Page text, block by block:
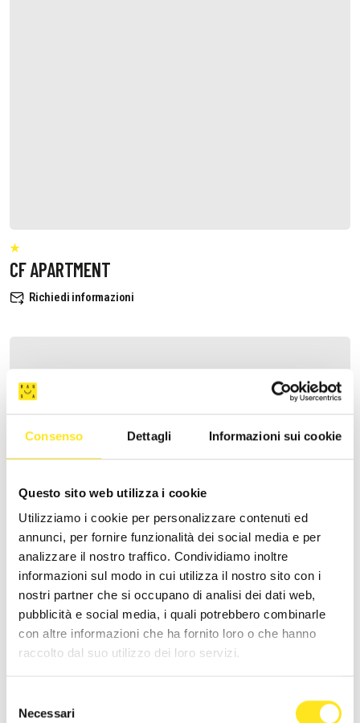
Consenso Dettagli Informazioni sui cookie
Questo sito web utilizza i cookie
Utilizziamo i cookie per personalizzare contenuti ed
annunci, per fornire funzionalità dei social media e per
analizzare il nostro traffico. Condividiamo inoltre
informazioni sul modo in cui utilizza il nostro sito con i
nostri partner che si occupano di analisi dei dati web,
pubblicità e social media, i quali potrebbero combinarle
con altre informazioni che ha fornito loro o che hanno
raccolto dal suo utilizzo dei loro servizi.
delNecessari
CF APARTMENT
Richiedi informazioni
CASA ARDITO
Richiedi informazioni